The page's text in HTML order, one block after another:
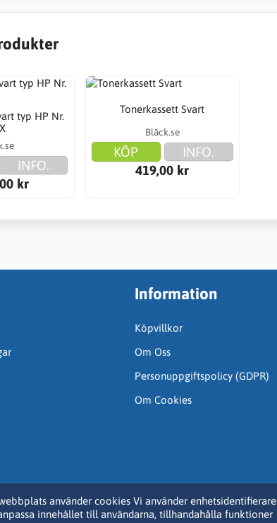
typ HP Nr.
INFO.
kr
Tonerkassett Svart
Bläck.se
KÖP
INFO.
419,00 kr
använder cookies Vi använder enhetsidentifierare
innehållet till användarna, tillhandahålla funktioner
Information
Köpvillkor
Om Oss
Personuppgiftspolicy (GDPR)
Om Cookies